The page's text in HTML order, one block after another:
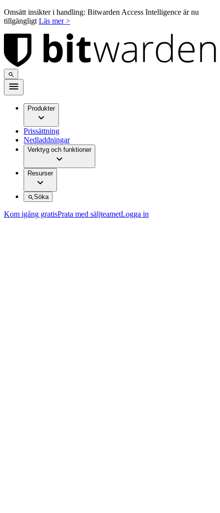
Omsätt insikter i handling: Bitwarden Access Intelligence är nu
tillgängligt Läs mer >
Produkter
Prissättning
Nedladdningar
Verktyg och funktioner
Resurser
Söka
Kom igång gratisPrata med säljteametLogga in